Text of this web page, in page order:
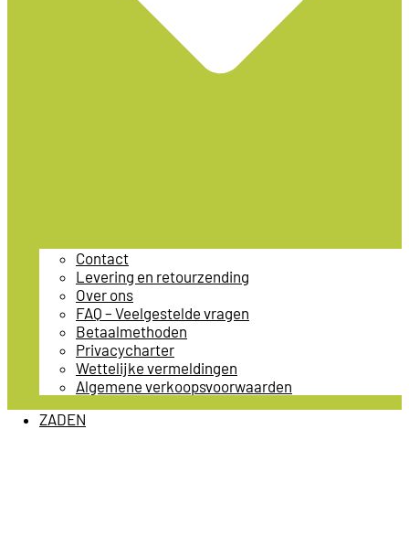
Contact
Levering en retourzending
Over ons
FAQ – Veelgestelde vragen
Betaalmethoden
Privacycharter
Wettelijke vermeldingen
Algemene verkoopsvoorwaarden
ZADEN